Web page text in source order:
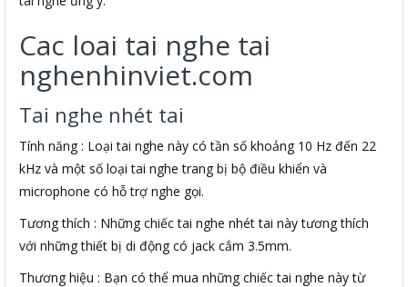
Cac loai tai nghe tai
nghenhinviet.com
Tai nghe nhét tai
Tính năng : Loại tai nghe này có tần số khoảng 10 Hz đến 22
kHz và một số loại tai nghe trang bị bộ điều khiển và
microphone có hỗ trợ nghe gọi.
Tương thích : Những chiếc tai nghe nhét tai này tương thích
với những thiết bị di động có jack cắm 3.5mm.
Thương hiệu : Bạn có thể mua những chiếc tai nghe này từ